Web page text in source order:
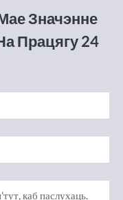
Значэнне
Працягу 24